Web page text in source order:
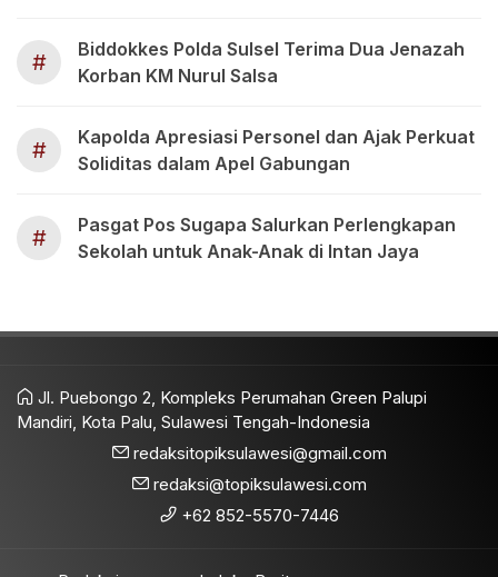
#
Biddokkes Polda Sulsel Terima Dua Jenazah
Korban KM Nurul Salsa
#
Kapolda Apresiasi Personel dan Ajak Perkuat
Soliditas dalam Apel Gabungan
#
Pasgat Pos Sugapa Salurkan Perlengkapan
Sekolah untuk Anak-Anak di Intan Jaya
Jl. Puebongo 2, Kompleks Perumahan Green Palupi
Mandiri, Kota Palu, Sulawesi Tengah-Indonesia
redaksitopiksulawesi@gmail.com
redaksi@topiksulawesi.com
+62 852-5570-7446